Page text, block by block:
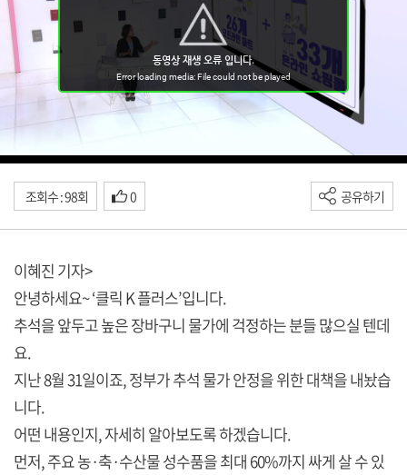
조회수 : 98회 0 공유하기
이혜진 기자>
안녕하세요~ ‘클릭 K 플러스’입니다.
추석을 앞두고 높은 장바구니 물가에 걱정하는 분들 많으실 텐데
요.
지난 8월 31일이죠, 정부가 추석 물가 안정을 위한 대책을 내놨습
니다.
어떤 내용인지, 자세히 알아보도록 하겠습니다.
먼저, 주요 농·축·수산물 성수품을 최대 60%까지 싸게 살 수 있